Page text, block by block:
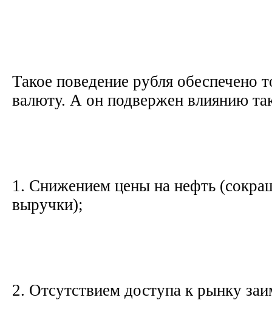
Такое поведение рубля обеспечено
валюту. А он подвержен влиянию
1. Снижением цены на нефть
выручки);
2. Отсутствием доступа к рынку